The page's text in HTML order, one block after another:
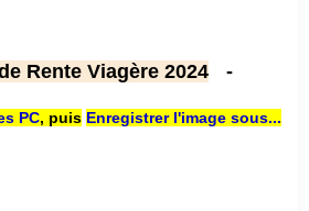
Rente Viagère 2024 -
PC, puis Enregistrer l'image sous...